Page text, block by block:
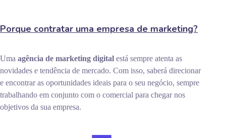
Porque contratar uma empresa de marketing?
Uma agência de marketing digital está sempre atenta as
novidades e tendência de mercado. Com isso, saberá direcionar
e encontrar as oportunidades ideais para o seu negócio, sempre
trabalhando em conjunto com o comercial para chegar nos
objetivos da sua empresa.